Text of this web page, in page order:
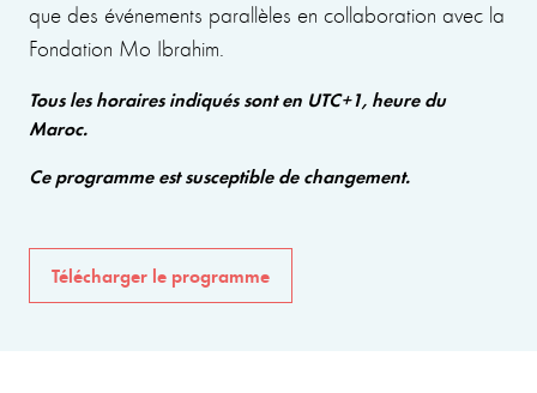
que des événements parallèles en collaboration avec la
Fondation Mo Ibrahim.
Tous les horaires indiqués sont en UTC+1, heure du
Maroc.
Ce programme est susceptible de changement.
Télécharger le programme